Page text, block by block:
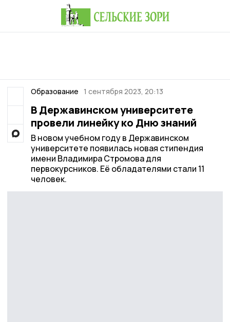
Образование 1 сентября 2023, 20:13
В Державинском университете
провели линейку ко Дню знаний
В новом учебном году в Державинском
университете появилась новая стипендия
имени Владимира Стромова для
первокурсников. Её обладателями стали 11
человек.